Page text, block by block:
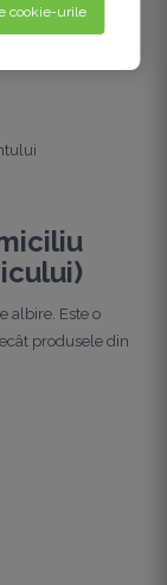
albire. Este o
produsele din
cookie-urile